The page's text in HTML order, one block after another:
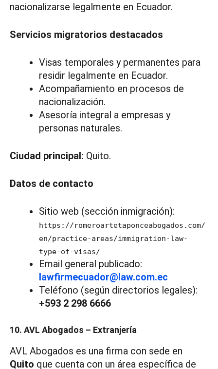
nacionalizarse legalmente en Ecuador.
Servicios migratorios destacados
Visas temporales y permanentes para
residir legalmente en Ecuador.
Acompañamiento en procesos de
nacionalización.
Asesoría integral a empresas y
personas naturales.
Ciudad principal: Quito.
Datos de contacto
Sitio web (sección inmigración):
https://romeroartetaponceabogados.com/
en/practice-areas/immigration-law-
type-of-visas/
Email general publicado:
lawfirmecuador@law.com.ec
Teléfono (según directorios legales):
+593 2 298 6666
10. AVL Abogados – Extranjería
AVL Abogados es una firma con sede en
Quito que cuenta con un área específica de